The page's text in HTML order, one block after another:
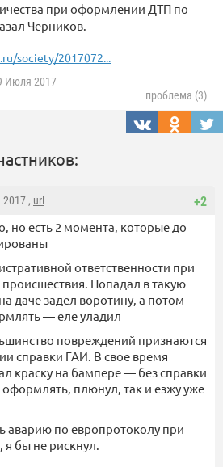
при оформлении ДТП по
Черников.
society/2017072...
Июля 2017
проблема (3)
+2
, url
но есть 2 момента, которые до
ответственности при
Попадал в такую
даче задел воротину, а потом
— еле уладил
повреждений признаются
справки ГАИ. В свое время
краску на бампере — без справки
оформлять, плюнул, так и езжу уже
аварию по европротоколу при
я бы не рискнул.